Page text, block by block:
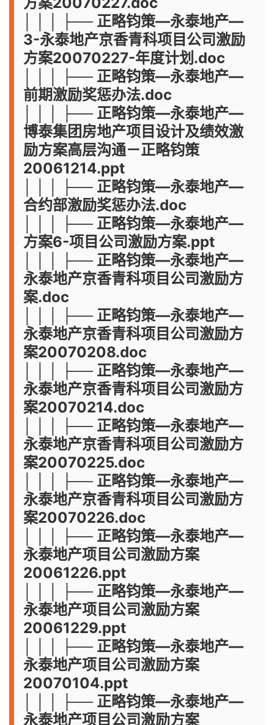
│ │ │ ├── 正略钧策—永泰地产—
3-永泰地产京香青科项目公司激励
方案20070227-年度计划.doc
│ │ │ ├── 正略钧策—永泰地产—
前期激励奖惩办法.doc
│ │ │ ├── 正略钧策—永泰地产—
博泰集团房地产项目设计及绩效激
励方案高层沟通－正略钧策
20061214.ppt
│ │ │ ├── 正略钧策—永泰地产—
合约部激励奖惩办法.doc
│ │ │ ├── 正略钧策—永泰地产—
方案6-项目公司激励方案.ppt
│ │ │ ├── 正略钧策—永泰地产—
永泰地产京香青科项目公司激励方
案.doc
│ │ │ ├── 正略钧策—永泰地产—
永泰地产京香青科项目公司激励方
案20070208.doc
│ │ │ ├── 正略钧策—永泰地产—
永泰地产京香青科项目公司激励方
案20070214.doc
│ │ │ ├── 正略钧策—永泰地产—
永泰地产京香青科项目公司激励方
案20070225.doc
│ │ │ ├── 正略钧策—永泰地产—
永泰地产京香青科项目公司激励方
案20070226.doc
│ │ │ ├── 正略钧策—永泰地产—
永泰地产项目公司激励方案
20061226.ppt
│ │ │ ├── 正略钧策—永泰地产—
永泰地产项目公司激励方案
20061229.ppt
│ │ │ ├── 正略钧策—永泰地产—
永泰地产项目公司激励方案
20070104.ppt
│ │ │ ├── 正略钧策—永泰地产—
永泰地产项目公司激励方案